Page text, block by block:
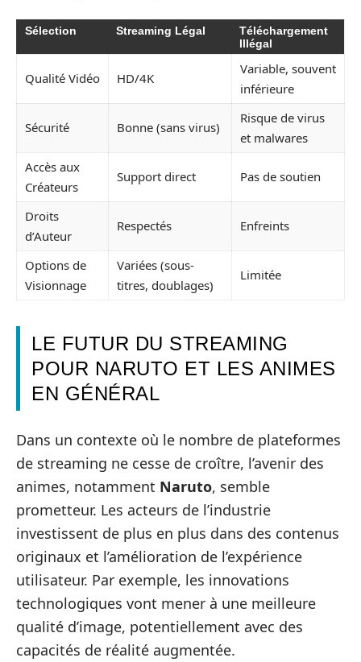
Sélection Streaming Légal
Téléchargement
Illégal
Qualité Vidéo HD/4K
Variable, souvent
inférieure
Sécurité Bonne (sans virus)
Risque de virus
et malwares
Accès aux
Créateurs
Support direct Pas de soutien
Droits
d’Auteur
Respectés Enfreints
Options de
Visionnage
Variées (sous-
titres, doublages)
Limitée
LE FUTUR DU STREAMING
POUR NARUTO ET LES ANIMES
EN GÉNÉRAL
Dans un contexte où le nombre de plateformes
de streaming ne cesse de croître, l’avenir des
animes, notamment Naruto, semble
prometteur. Les acteurs de l’industrie
investissent de plus en plus dans des contenus
originaux et l’amélioration de l’expérience
utilisateur. Par exemple, les innovations
technologiques vont mener à une meilleure
qualité d’image, potentiellement avec des
capacités de réalité augmentée.